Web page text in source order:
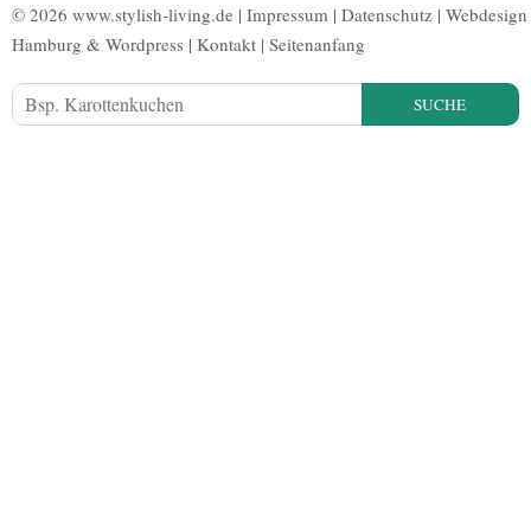
© 2026 www.stylish-living.de | Impressum | Datenschutz | Webdesign
Hamburg & Wordpress | Kontakt | Seitenanfang
SUCHE